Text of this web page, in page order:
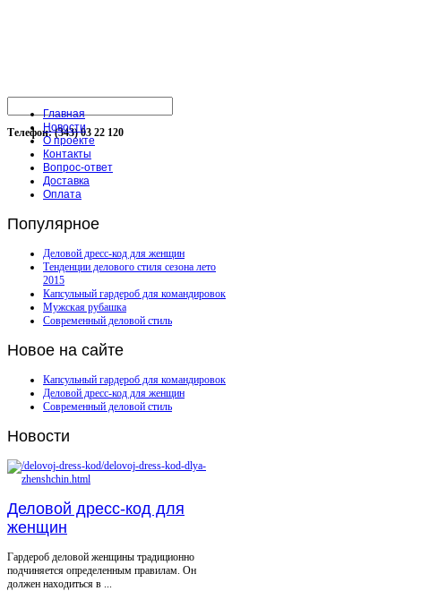
Телефон: (343) 03 22 120
Главная
Новости
О проекте
Контакты
Вопрос-ответ
Доставка
Оплата
Популярное
Деловой дресс-код для женщин
Тенденции делового стиля сезона лето
2015
Капсульный гардероб для командировок
Мужская рубашка
Современный деловой стиль
Новое на сайте
Капсульный гардероб для командировок
Деловой дресс-код для женщин
Современный деловой стиль
Новости
Деловой дресс-код для
женщин
Гардероб деловой женщины традиционно
подчиняется определенным правилам. Он
должен находиться в ...